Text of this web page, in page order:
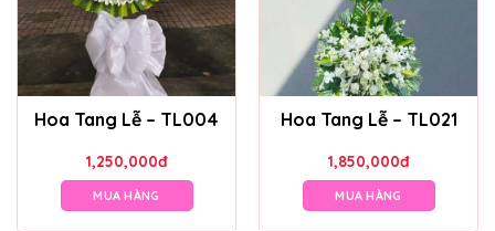
Hoa Tang Lễ – TL004
1,250,000đ
MUA HÀNG
Hoa Tang Lễ – TL021
1,850,000đ
MUA HÀNG